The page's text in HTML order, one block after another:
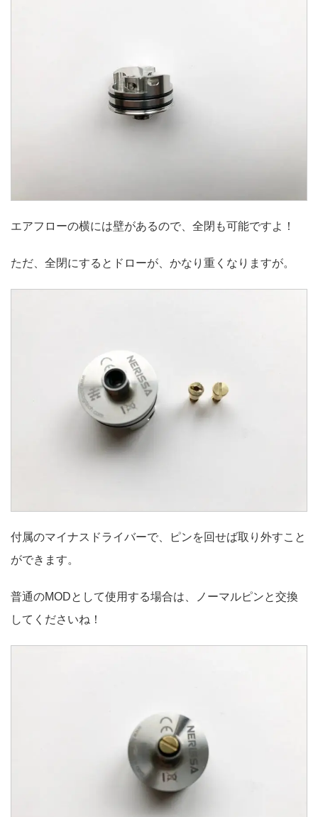
エアフローの横には壁があるので、全閉も可能ですよ！
ただ、全閉にするとドローが、かなり重くなりますが。
付属のマイナスドライバーで、ピンを回せば取り外すこと
ができます。
普通のMODとして使用する場合は、ノーマルピンと交換
してくださいね！